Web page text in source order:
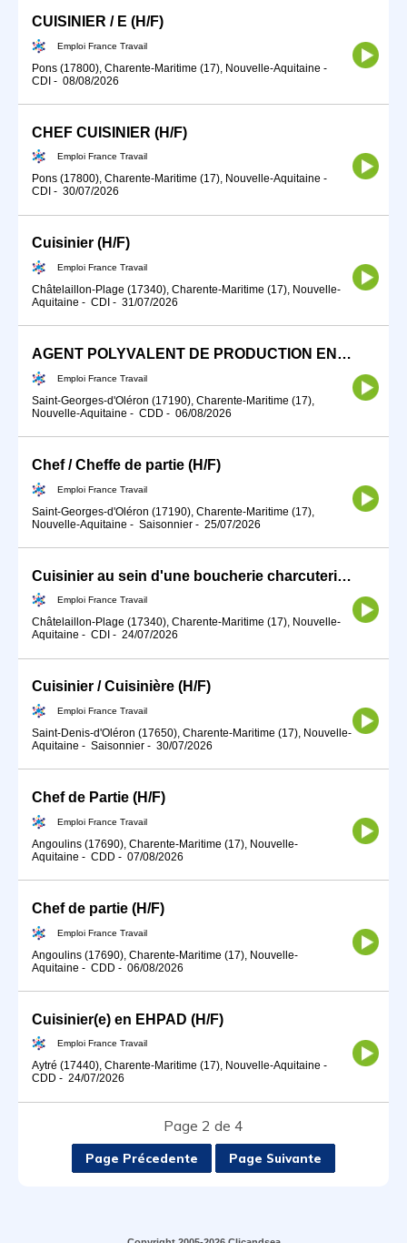
CUISINIER / E (H/F)
Emploi France Travail
Pons (17800), Charente-Maritime (17), Nouvelle-Aquitaine -
CDI - 08/08/2026
CHEF CUISINIER (H/F)
Emploi France Travail
Pons (17800), Charente-Maritime (17), Nouvelle-Aquitaine -
CDI - 30/07/2026
Cuisinier (H/F)
Emploi France Travail
Châtelaillon-Plage (17340), Charente-Maritime (17), Nouvelle-
Aquitaine - CDI - 31/07/2026
AGENT POLYVALENT DE PRODUCTION EN RESTAURATION (H/F)
Emploi France Travail
Saint-Georges-d'Oléron (17190), Charente-Maritime (17),
Nouvelle-Aquitaine - CDD - 06/08/2026
Chef / Cheffe de partie (H/F)
Emploi France Travail
Saint-Georges-d'Oléron (17190), Charente-Maritime (17),
Nouvelle-Aquitaine - Saisonnier - 25/07/2026
Cuisinier au sein d'une boucherie charcuterie (H/F)
Emploi France Travail
Châtelaillon-Plage (17340), Charente-Maritime (17), Nouvelle-
Aquitaine - CDI - 24/07/2026
Cuisinier / Cuisinière (H/F)
Emploi France Travail
Saint-Denis-d'Oléron (17650), Charente-Maritime (17), Nouvelle-
Aquitaine - Saisonnier - 30/07/2026
Chef de Partie (H/F)
Emploi France Travail
Angoulins (17690), Charente-Maritime (17), Nouvelle-
Aquitaine - CDD - 07/08/2026
Chef de partie (H/F)
Emploi France Travail
Angoulins (17690), Charente-Maritime (17), Nouvelle-
Aquitaine - CDD - 06/08/2026
Cuisinier(e) en EHPAD (H/F)
Emploi France Travail
Aytré (17440), Charente-Maritime (17), Nouvelle-Aquitaine -
CDD - 24/07/2026
Page 2 de 4
Page Précedente Page Suivante